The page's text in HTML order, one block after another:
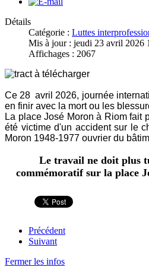
Détails
Catégorie : Luttes
Mis à jour : jeudi 23 avril 2026
Affichages : 2067
Ce 28 avril 2026, journée
en finir avec la mort ou les
La place José Moron à Riom fait
été victime d'un accident sur le
Moron 1948-1977 ouvrier du
Le travail ne doit plus
commémoratif sur la place
Précédent
Suivant
Fermer les infos